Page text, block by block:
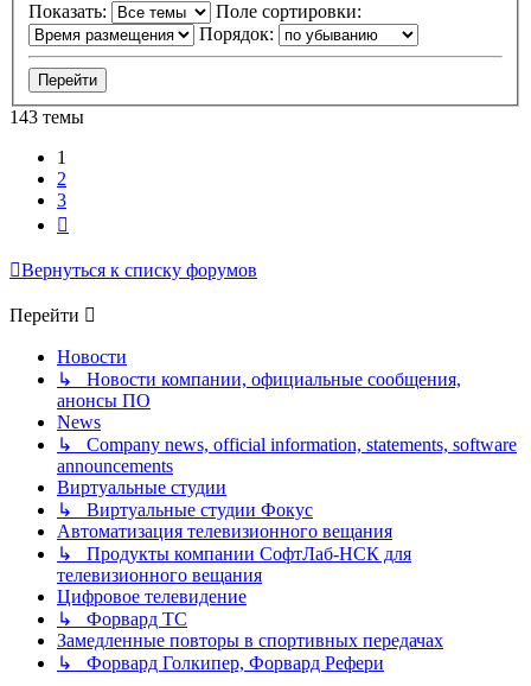
Показать:
Поле сортировки:
Порядок:
143 темы
1
2
3
Вернуться к списку форумов
Перейти
Новости
↳ Новости компании, официальные сообщения,
анонсы ПО
News
↳ Company news, official information, statements, software
announcements
Виртуальные студии
↳ Виртуальные студии Фокус
Автоматизация телевизионного вещания
↳ Продукты компании СофтЛаб-НСК для
телевизионного вещания
Цифровое телевидение
↳ Форвард ТС
Замедленные повторы в спортивных передачах
↳ Форвард Голкипер, Форвард Рефери